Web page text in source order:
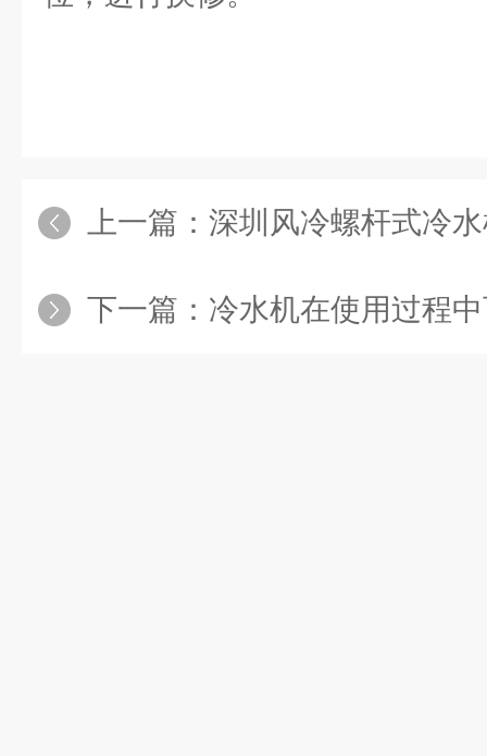
上一篇： 深圳风冷螺杆式冷水机
下一篇： 冷水机在使用过程